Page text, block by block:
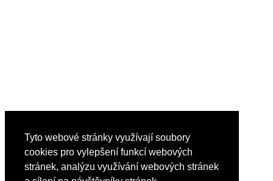
Tyto webové stránky využívají soubory
cookies pro vylepšení funkcí webových
stránek, analýzu využívání webových stránek